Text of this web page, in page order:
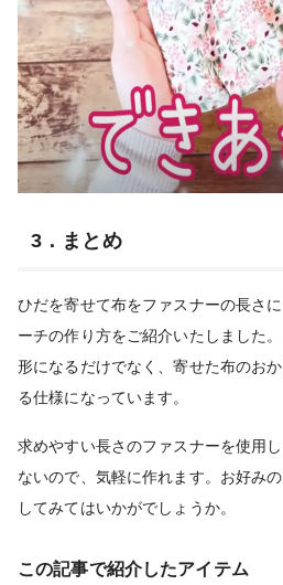
3．まとめ
ひだを寄せて布をファスナーの長さ
ーチの作り方をご紹介いたしました
形になるだけでなく、寄せた布のお
る仕様になっています。
求めやすい長さのファスナーを使用
ないので、気軽に作れます。お好み
してみてはいかがでしょうか。
この記事で紹介したアイテム